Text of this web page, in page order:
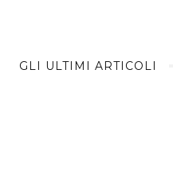
GLI ULTIMI ARTICOLI